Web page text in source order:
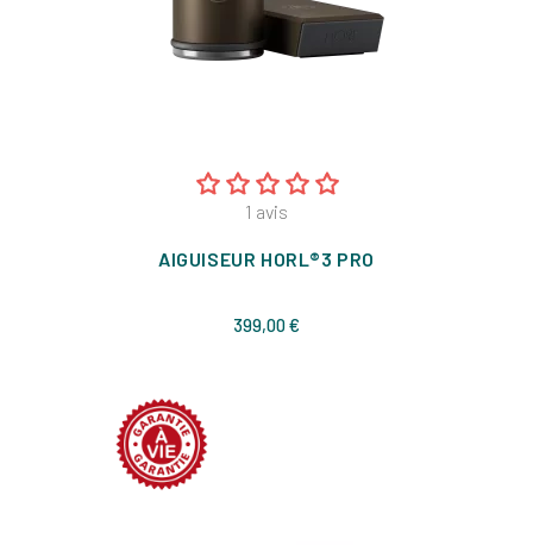
1 avis
AIGUISEUR HORL®3 PRO
399,00 €